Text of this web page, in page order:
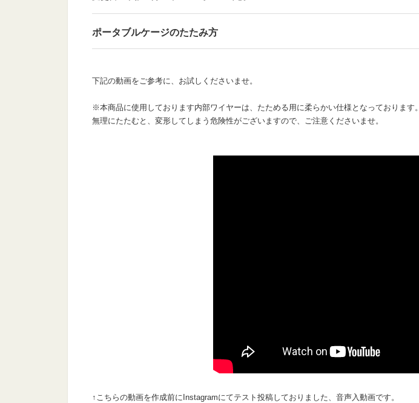
ポータブルケージのたたみ方
下記の動画をご参考に、お試しくださいませ。
※本商品に使用しております内部ワイヤーは、たためる用に柔らかい仕様となっております。
無理にたたむと、変形してしまう危険性がございますので、ご注意くださいませ。
↑こちらの動画を作成前にInstagramにてテスト投稿しておりました、音声入動画です。